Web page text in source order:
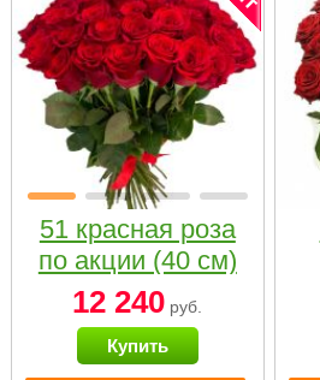
51 красная роза
по акции (40 см)
12 240 руб.
Купить